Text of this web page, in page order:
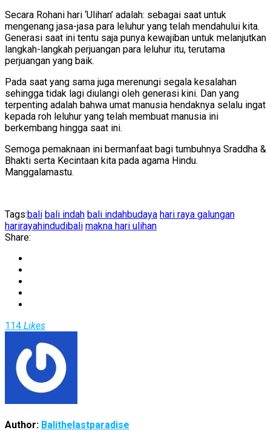
Secara Rohani hari ‘Ulihan’ adalah: sebagai saat untuk
mengenang jasa-jasa para leluhur yang telah mendahului kita.
Generasi saat ini tentu saja punya kewajiban untuk melanjutkan
langkah-langkah perjuangan para leluhur itu, terutama
perjuangan yang baik.
Pada saat yang sama juga merenungi segala kesalahan
sehingga tidak lagi diulangi oleh generasi kini. Dan yang
terpenting adalah bahwa umat manusia hendaknya selalu ingat
kepada roh leluhur yang telah membuat manusia ini
berkembang hingga saat ini.
Semoga pemaknaan ini bermanfaat bagi tumbuhnya Sraddha &
Bhakti serta Kecintaan kita pada agama Hindu.
Manggalamastu.
Tags:bali bali indah bali indahbudaya hari raya galungan
harirayahindudibali makna hari ulihan
Share:
114 Likes
Author: Balithelastparadise